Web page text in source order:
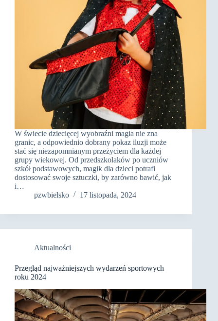
W świecie dziecięcej wyobraźni magia nie zna
granic, a odpowiednio dobrany pokaz iluzji może
stać się niezapomnianym przeżyciem dla każdej
grupy wiekowej. Od przedszkolaków po uczniów
szkół podstawowych, magik dla dzieci potrafi
dostosować swoje sztuczki, by zarówno bawić, jak
i…
pzwbielsko
17 listopada, 2024
Aktualności
Przegląd najważniejszych wydarzeń sportowych
roku 2024